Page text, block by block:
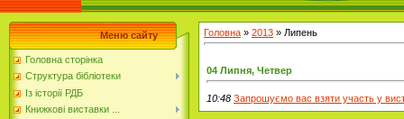
Меню сайту
Головна сторінка
Структура бібліотеки
Із історії РДБ
Книжкові виставки ...
Головна » 2013 » Липень
04 Липня, Четвер
10:48 Запрошуємо вас взяти участь у